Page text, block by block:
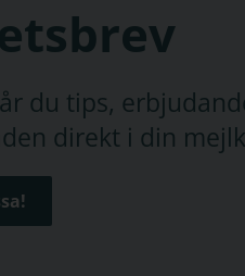
du tips,
direkt i din